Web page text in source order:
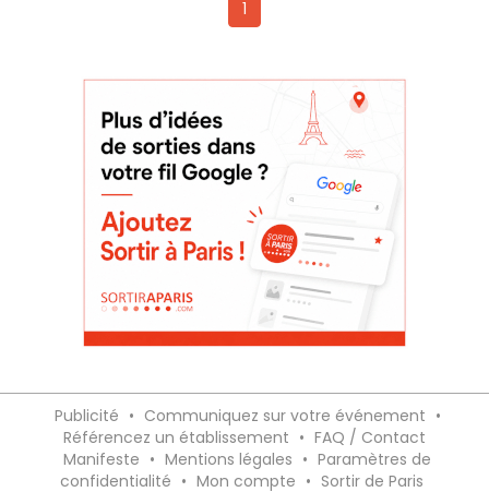
1
Publicité • Communiquez sur votre événement •
Référencez un établissement • FAQ / Contact
Manifeste • Mentions légales • Paramètres de
confidentialité • Mon compte • Sortir de Paris